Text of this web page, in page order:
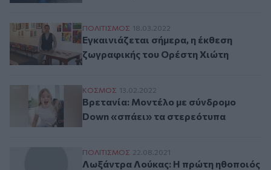
Εγκαινιάζεται σήμερα, η έκθεση
ΠΟΛΙΤΙΣΜΟΣ 18.03.2022
Εγκαινιάζεται σήμερα, η έκθεση
ζωγραφικής του Ορέστη Χιώτη
Βρετανία: Μοντέλο με σύνδρομο Down
ΚΟΣΜΟΣ 13.02.2022
Βρετανία: Μοντέλο με σύνδρομο
Down «σπάει» τα στερεότυπα
Λωξάντρα Λούκας: Η πρώτη ηθοποιός με
ΠΟΛΙΤΙΣΜΟΣ 22.08.2021
Λωξάντρα Λούκας: Η πρώτη ηθοποιός